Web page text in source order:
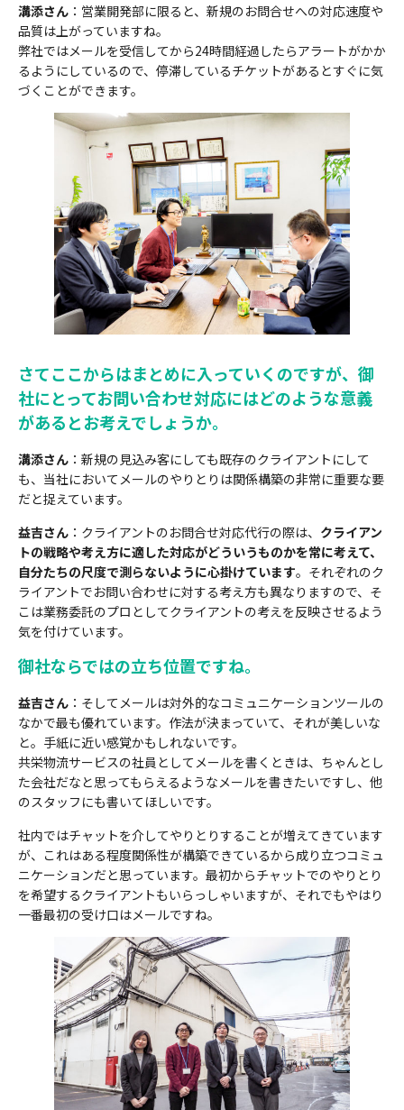
溝添さん ：営業開発部に限ると、新規のお問合せへの対応速度や
品質は上がっていますね。
弊社ではメールを受信してから24時間経過したらアラートがかか
るようにしているので、停滞しているチケットがあるとすぐに気
づくことができます。
さてここからはまとめに入っていくのですが、御
社にとってお問い合わせ対応にはどのような意義
があるとお考えでしょうか。
溝添さん ：新規の見込み客にしても既存のクライアントにして
も、当社においてメールのやりとりは関係構築の非常に重要な要
だと捉えています。
益吉さん ：クライアントのお問合せ対応代行の際は、 クライアン
トの戦略や考え方に適した対応がどういうものかを常に考えて、
自分たちの尺度で測らないように心掛けています。それぞれのク
ライアントでお問い合わせに対する考え方も異なりますので、そ
こは業務委託のプロとしてクライアントの考えを反映させるよう
気を付けています。
御社ならではの立ち位置ですね。
益吉さん ：そしてメールは対外的なコミュニケーションツールの
なかで最も優れています。作法が決まっていて、それが美しいな
と。手紙に近い感覚かもしれないです。
共栄物流サービスの社員としてメールを書くときは、ちゃんとし
た会社だなと思ってもらえるようなメールを書きたいですし、他
のスタッフにも書いてほしいです。
社内ではチャットを介してやりとりすることが増えてきています
が、これはある程度関係性が構築できているから成り立つコミュ
ニケーションだと思っています。最初からチャットでのやりとり
を希望するクライアントもいらっしゃいますが、それでもやはり
一番最初の受け口はメールですね。